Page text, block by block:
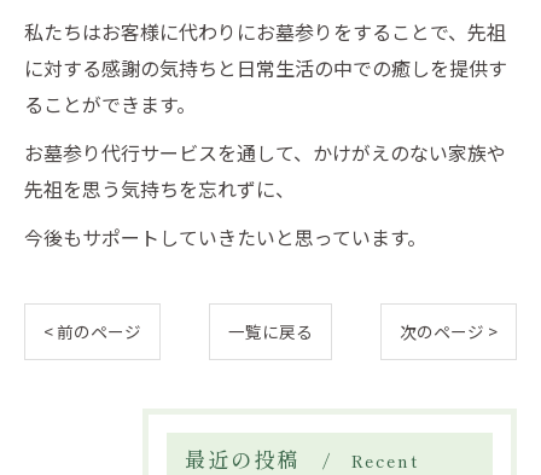
私たちはお客様に代わりにお墓参りをすることで、先祖
に対する感謝の気持ちと日常生活の中での癒しを提供す
ることができます。
お墓参り代行サービスを通して、かけがえのない家族や
先祖を思う気持ちを忘れずに、
今後もサポートしていきたいと思っています。
< 前のページ 一覧に戻る 次のページ >
最近の投稿
Recent